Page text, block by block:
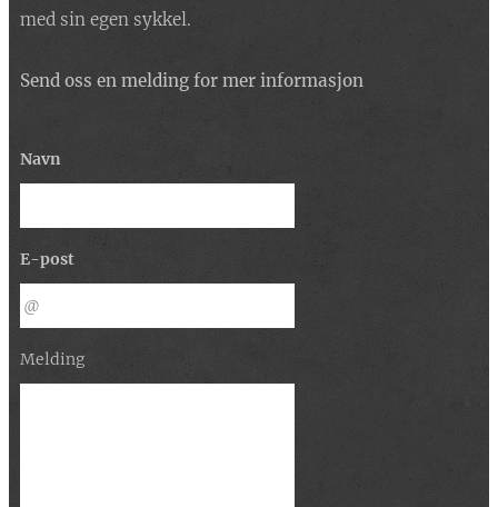
med sin egen sykkel.
Send oss en melding for mer informasjon
Navn
E-post
Melding